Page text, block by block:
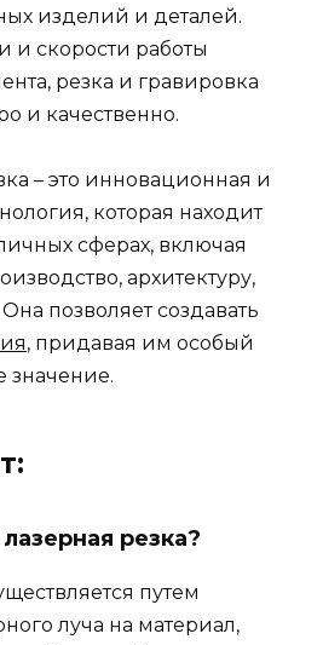
изделий и деталей.
и скорости работы
резка и гравировка
и качественно.
– это инновационная и
которая находит
сферах, включая
архитектуру,
позволяет создавать
, придавая им особый
значение.
резка?
путем
луча на материал,